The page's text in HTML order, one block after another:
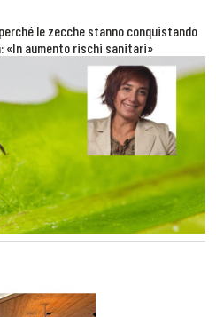
le zecche stanno conquistando
«In aumento rischi sanitari»